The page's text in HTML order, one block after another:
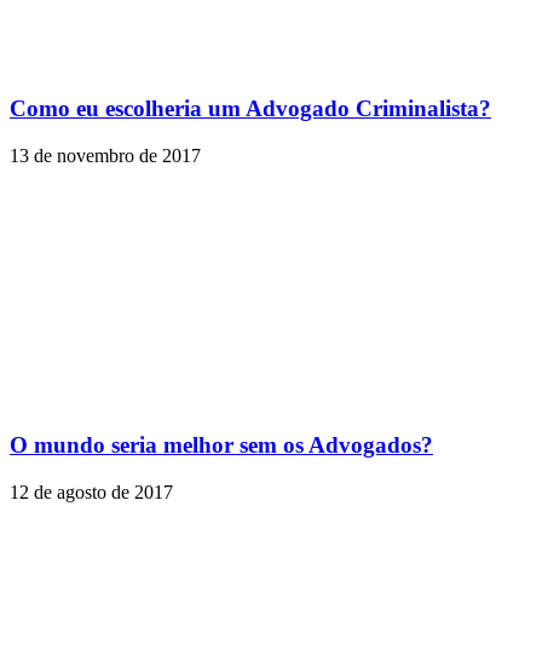
Como eu escolheria um Advogado Criminalista?
13 de novembro de 2017
O mundo seria melhor sem os Advogados?
12 de agosto de 2017